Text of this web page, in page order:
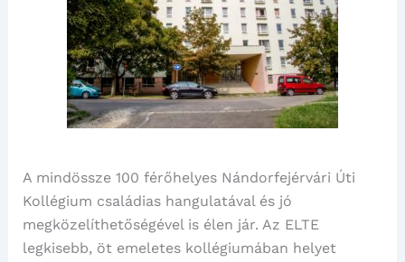
A mindössze 100 férőhelyes Nándorfejérvári Úti
Kollégium családias hangulatával és jó
megközelíthetőségével is élen jár. Az ELTE
legkisebb, öt emeletes kollégiumában helyet